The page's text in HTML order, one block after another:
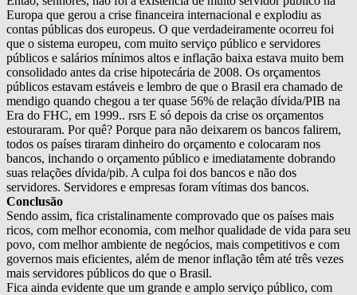
Europa que gerou a crise financeira internacional e explodiu as
contas públicas dos europeus. O que verdadeiramente ocorreu foi
que o sistema europeu, com muito serviço público e servidores
públicos e salários mínimos altos e inflação baixa estava muito bem
consolidado antes da crise hipotecária de 2008. Os orçamentos
públicos estavam estáveis e lembro de que o Brasil era chamado de
mendigo quando chegou a ter quase 56% de relação dívida/PIB na
Era do FHC, em 1999.. rsrs E só depois da crise os orçamentos
estouraram. Por quê? Porque para não deixarem os bancos falirem,
todos os países tiraram dinheiro do orçamento e colocaram nos
bancos, inchando o orçamento público e imediatamente dobrando
suas relações dívida/pib. A culpa foi dos bancos e não dos
servidores. Servidores e empresas foram vítimas dos bancos.
Conclusão
Sendo assim, fica cristalinamente comprovado que os países mais
ricos, com melhor economia, com melhor qualidade de vida para seu
povo, com melhor ambiente de negócios, mais competitivos e com
governos mais eficientes, além de menor inflação têm até três vezes
mais servidores públicos do que o Brasil.
Fica ainda evidente que um grande e amplo serviço público, com